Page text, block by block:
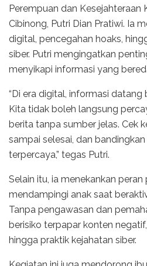
Perempuan dan Kesejahteraan
Cibinong, Putri Dian Pratiwi. Ia
digital, pencegahan hoaks,
siber. Putri mengingatkan
menyikapi informasi yang
“Di era digital, informasi
Kita tidak boleh langsung
berita tanpa sumber jelas. Cek
sampai selesai, dan
terpercaya,” tegas Putri.
Selain itu, ia menekankan
mendampingi anak saat
Tanpa pengawasan dan
berisiko terpapar konten
hingga praktik kejahatan siber.